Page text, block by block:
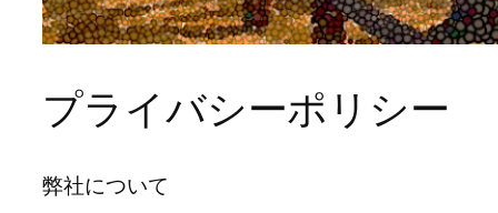
プライバシーポリシー
弊社について